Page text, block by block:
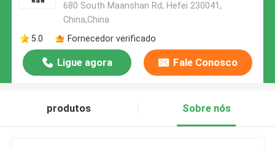
680 South Maanshan Rd, Hefei 230041,
China,China
5.0
Fornecedor verificado
Ligue agora Fale Conosco
produtos Sobre nós